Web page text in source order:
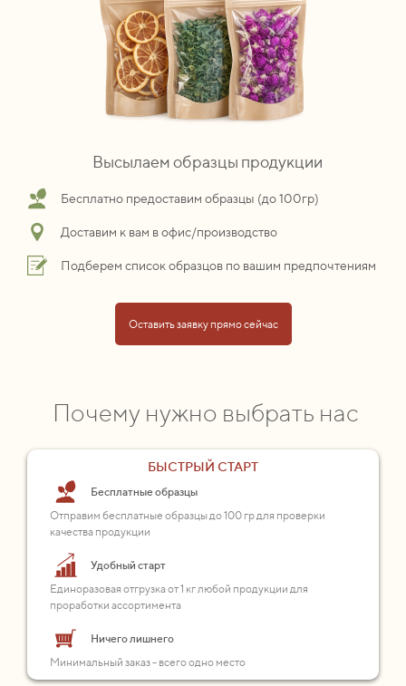
Высылаем образцы продукции
Бесплатно предоставим образцы (до 100гр)
Доставим к вам в офис/производство
Подберем список образцов по вашим предпочтениям
Оставить заявку прямо сейчас
Почему нужно выбрать нас
БЫСТРЫЙ СТАРТ
Бесплатные образцы
Отправим бесплатные образцы до 100 гр для проверки
качества продукции
Удобный старт
Единоразовая отгрузка от 1 кг любой продукции для
проработки ассортимента
Ничего лишнего
Минимальный заказ - всего одно место